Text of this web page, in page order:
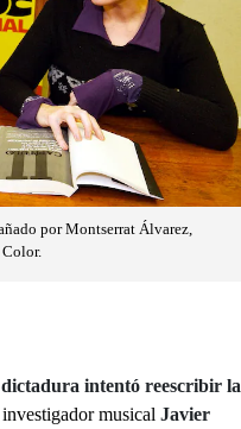
por Montserrat Álvarez,
intentó reescribir la
musical Javier